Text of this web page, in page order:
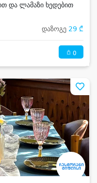
და ლამაზი ხედებით
დაზოგე 29 ₾
0